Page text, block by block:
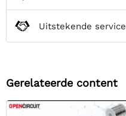
Uitstekende service
Gerelateerde content